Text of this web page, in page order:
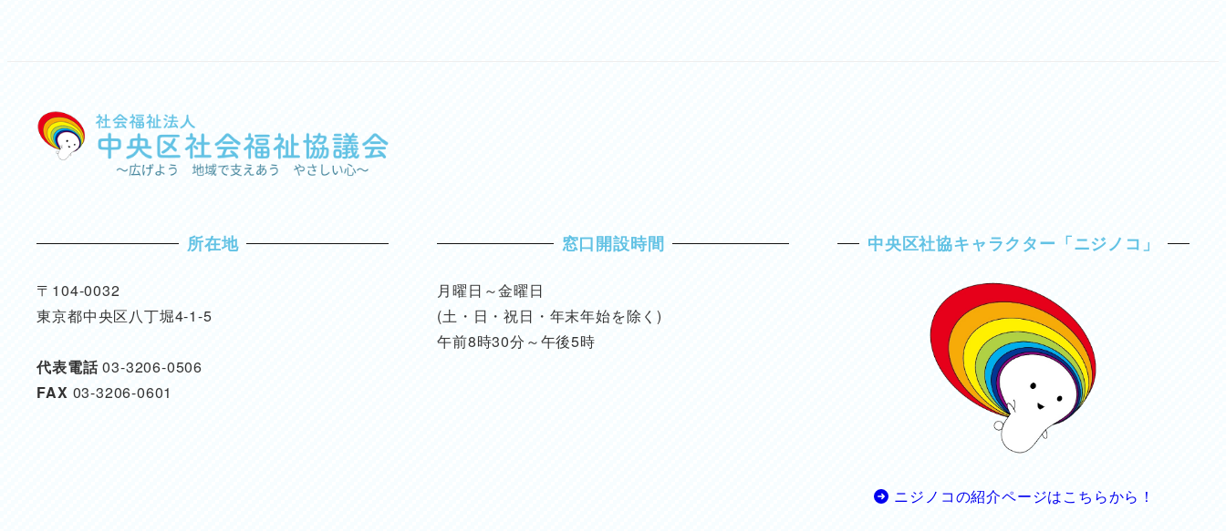
所在地
〒104-0032
東京都中央区八丁堀4-1-5
代表電話03-3206-0506
FAX 03-3206-0601
窓口開設時間
月曜日～金曜日
(土・日・祝日・年末年始を除く)
午前8時30分～午後5時
中央区社協キャラクター「ニジノコ」
ニジノコの紹介ページはこちらから！